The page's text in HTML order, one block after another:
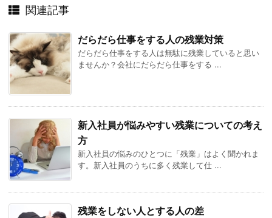
関連記事
だらだら仕事をする人の残業対策
だらだら仕事をする人は無駄に残業していると思い
ませんか？会社にだらだら仕事をする ...
新入社員が悩みやすい残業についての考え
方
新入社員の悩みのひとつに「残業」はよく聞かれま
す。新入社員のうちに多く残業して仕 ...
残業をしない人とする人の差